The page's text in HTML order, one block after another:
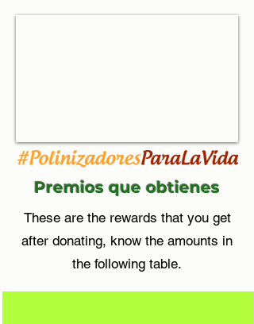
Premios que obtienes
These are the rewards that you get
after donating, know the amounts in
the following table.